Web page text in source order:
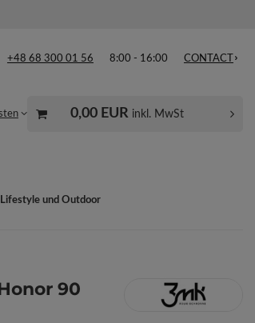
+48 68 300 01 56 8:00 - 16:00 CONTACT
0,00 EUR inkl. MwSt
Lifestyle und Outdoor
90